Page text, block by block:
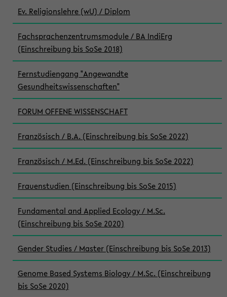
Ev. Religionslehre (wU) / Diplom
Fachsprachenzentrumsmodule / BA IndiErg
(Einschreibung bis SoSe 2018)
Fernstudiengang "Angewandte
Gesundheitswissenschaften"
FORUM OFFENE WISSENSCHAFT
Französisch / B.A. (Einschreibung bis SoSe 2022)
Französisch / M.Ed. (Einschreibung bis SoSe 2022)
Frauenstudien (Einschreibung bis SoSe 2015)
Fundamental and Applied Ecology / M.Sc.
(Einschreibung bis SoSe 2020)
Gender Studies / Master (Einschreibung bis SoSe 2013)
Genome Based Systems Biology / M.Sc. (Einschreibung
bis SoSe 2020)